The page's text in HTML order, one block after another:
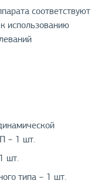
соответствуют
использованию
− 1 шт.
шт.
типа − 1 шт.